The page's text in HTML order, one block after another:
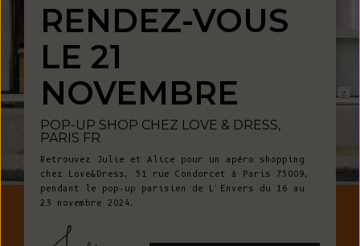
RENDEZ-VOUS
LE 21
NOVEMBRE
POP-UP SHOP CHEZ LOVE & DRESS,
PARIS FR
Retrouvez Julie et Alice pour un apéro shopping
chez Love&Dress, 51 rue Condorcet à Paris 75009,
pendant le pop-up parisien de L'Envers du 16 au
23 novembre 2024.